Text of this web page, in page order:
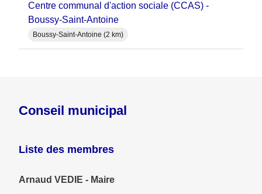
Centre communal d'action sociale (CCAS) -
Boussy-Saint-Antoine
Boussy-Saint-Antoine (2 km)
Conseil municipal
Liste des membres
Arnaud VEDIE - Maire